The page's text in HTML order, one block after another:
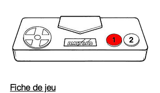
Fiche de jeu